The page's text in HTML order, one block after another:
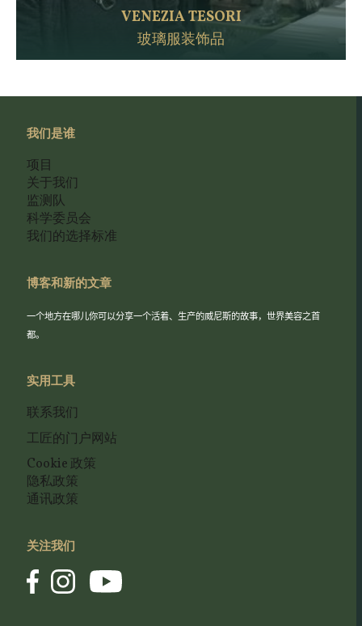
VENEZIA TESORI
玻璃服装饰品
我们是谁
项目
关于我们
监测队
科学委员会
我们的选择标准
博客和新的文章
一个地方在哪儿你可以分享一个活着、生产的威尼斯的故事，世界美容之首
都。
实用工具
联系我们
工匠的门户网站
Cookie 政策
隐私政策
通讯政策
关注我们